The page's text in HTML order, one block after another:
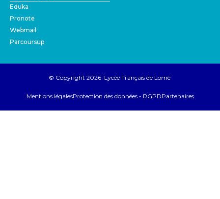
Eduka
Pronote
Webmail
Parcoursup
© Copyright 2026 Lycée Français de Lomé
Mentions légalesProtection des données - RGPDPartenaires